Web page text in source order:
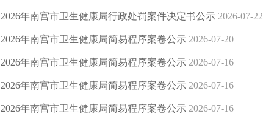
2026年南宫市卫生健康局行政处罚案件决定书公示 2026-07-22
2026年南宫市卫生健康局简易程序案卷公示 2026-07-20
2026年南宫市卫生健康局简易程序案卷公示 2026-07-16
2026年南宫市卫生健康局简易程序案卷公示 2026-07-16
2026年南宫市卫生健康局简易程序案卷公示 2026-07-16